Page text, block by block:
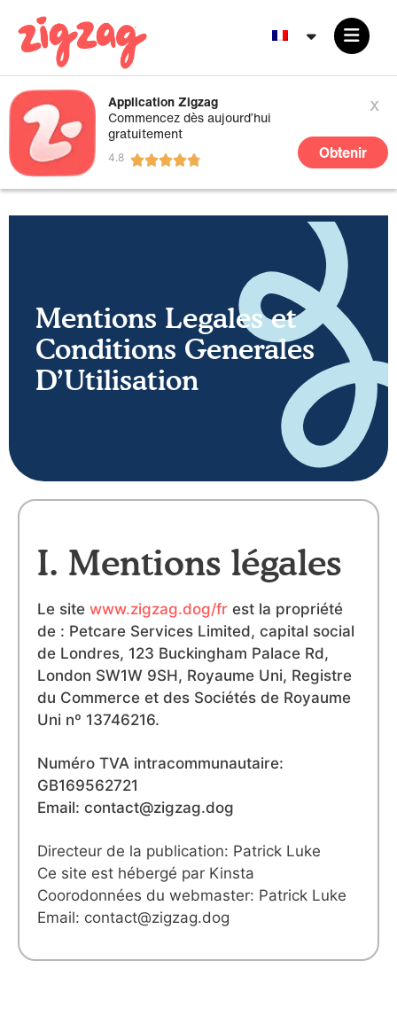
Application Zigzag
Commencez dès aujourd’hui
gratuitement
x
Obtenir
Mentions Legales et
Conditions Generales
D’Utilisation
I. Mentions légales
Le site www.zigzag.dog/fr est la propriété
de : Petcare Services Limited, capital social
de Londres, 123 Buckingham Palace Rd,
London SW1W 9SH, Royaume Uni, Registre
du Commerce et des Sociétés de Royaume
Uni nº 13746216.
Numéro TVA intracommunautaire:
GB169562721
Email: contact@zigzag.dog
Directeur de la publication: Patrick Luke
Ce site est hébergé par Kinsta
Coorodonnées du webmaster: Patrick Luke
Email: contact@zigzag.dog